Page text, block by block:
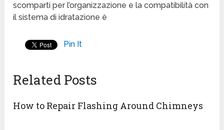
scomparti per l’organizzazione e la compatibilità con
il sistema di idratazione è
Pin It
Related Posts
How to Repair Flashing Around Chimneys